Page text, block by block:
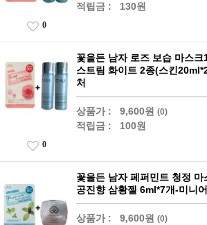
적립금 : 130원
0
꽃을든 남자 로즈 보습 마스
스트림 화이트 2종(스킨
처
상품가 : 9,600원 (0)
적립금 : 100원
0
꽃을든 남자 페퍼민트 청정
공진향 삼황젤 6ml*7개-미니
상품가 : 9,600원 (0)